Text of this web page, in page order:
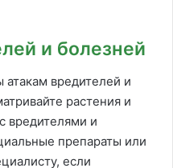
и болезней
вредителей и
растения и
вредителями и
препараты или
если